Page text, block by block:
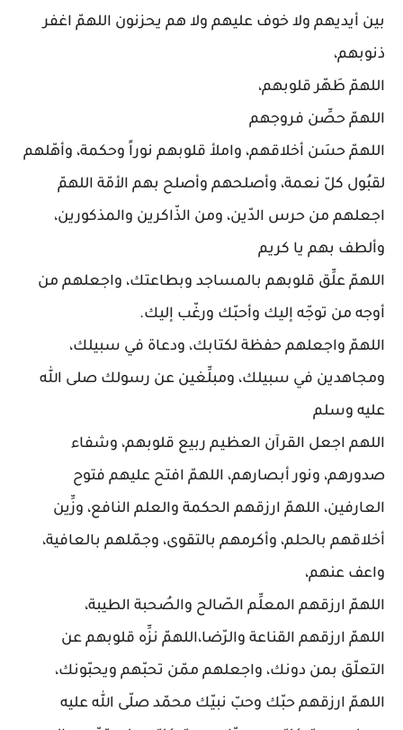
بين أيديهم ولا خوف عليهم ولا هم يحزنون اللهمّ اغفر
ذنوبهم،
اللهمّ طَهّر قلوبهم،
اللهمّ حصِّن فروجهم
اللهمّ حسَن أخلاقهم، واملأ قلوبهم نوراً وحكمة، وأهّلهم
لقبُول كلّ نعمة، وأصلحهم وأصلح بهم الأمّة اللهمّ
اجعلهم من حرس الدّين، ومن الذّاكرين والمذكورين،
وألطف بهم يا كريم
اللهمّ علِّق قلوبهم بالمساجد وبطاعتك، واجعلهم من
أوجه من توجّه إليك وأحبّك ورغّب إليك.
اللهمّ واجعلهم حفظة لكتابك، ودعاة في سبيلك،
ومجاهدين في سبيلك، ومبلِّغين عن رسولك صلى الله
عليه وسلم
اللهم اجعل القرآن العظيم ربيع قلوبهم، وشفاء
صدورهم، ونور أبصارهم، اللهمّ افتح عليهم فتوح
العارفين، اللهمّ ارزقهم الحكمة والعلم النافع، وزِّين
أخلاقهم بالحلم، وأكرمهم بالتقوى، وجمّلهم بالعافية،
واعف عنهم،
اللهمّ ارزقهم المعلِّم الصّالح والصُحبة الطيبة،
اللهمّ ارزقهم القناعة والرّضا،اللهمّ نزِّه قلوبهم عن
التعلّق بمن دونك، واجعلهم ممّن تحبّهم ويحبّونك،
اللهمّ ارزقهم حبّك وحبّ نبيّك محمّد صلّى الله عليه